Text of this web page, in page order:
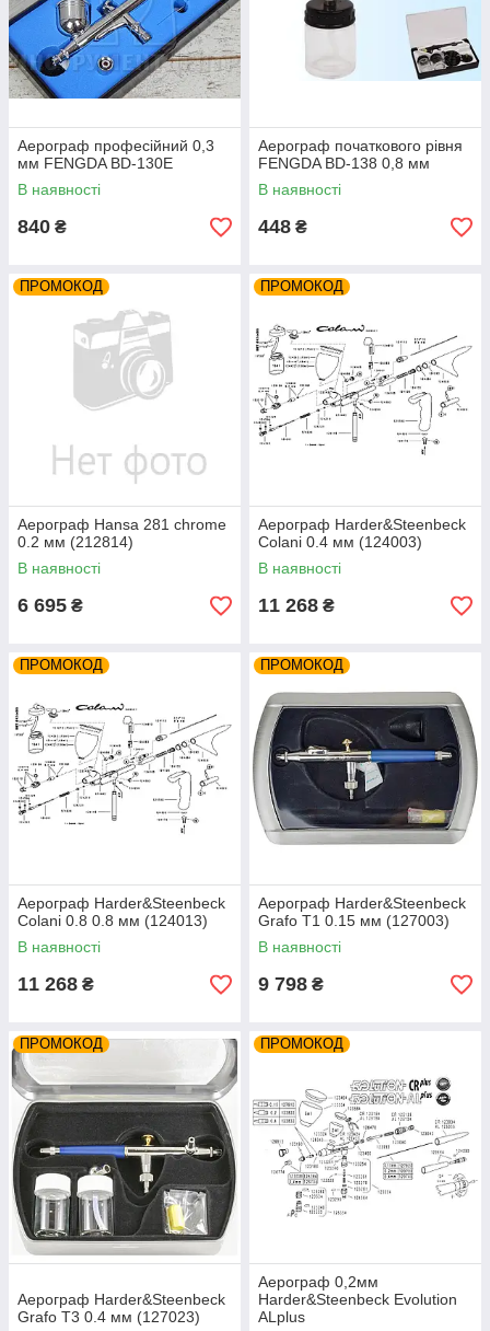
Аерограф професійний 0,3
мм FENGDA BD-130E
В наявності
840 ₴
Аерограф початкового рівня
FENGDA BD-138 0,8 мм
В наявності
448 ₴
ПРОМОКОД
Аерограф Hansa 281 chrome
0.2 мм (212814)
В наявності
6 695 ₴
ПРОМОКОД
Аерограф Harder&Steenbeck
Colani 0.4 мм (124003)
В наявності
11 268 ₴
ПРОМОКОД
Аерограф Harder&Steenbeck
Colani 0.8 0.8 мм (124013)
В наявності
11 268 ₴
ПРОМОКОД
Аерограф Harder&Steenbeck
Grafo T1 0.15 мм (127003)
В наявності
9 798 ₴
ПРОМОКОД
Аерограф Harder&Steenbeck
Grafo T3 0.4 мм (127023)
ПРОМОКОД
Аерограф 0,2мм
Harder&Steenbeck Evolution
ALplus